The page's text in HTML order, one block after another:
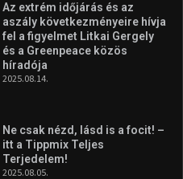
Az extrém időjárás és az
aszály következményeire hívja
fel a figyelmet Litkai Gergely
és a Greenpeace közös
híradója
2025.08.14.
Ne csak nézd, lásd is a focit! –
itt a Tippmix Teljes
Terjedelem!
2025.08.05.